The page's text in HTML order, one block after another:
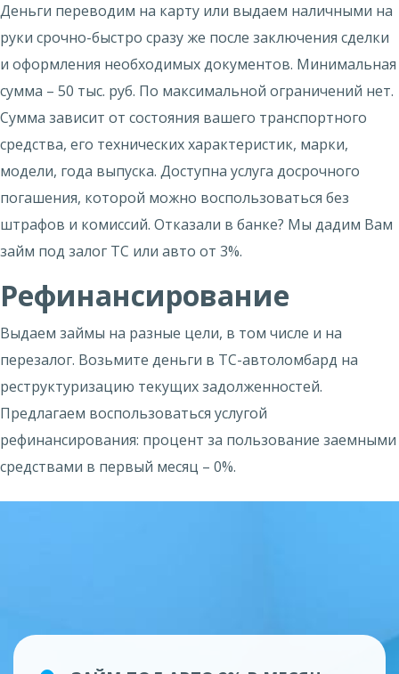
Деньги переводим на карту или выдаем наличными на
руки срочно-быстро сразу же после заключения сделки
и оформления необходимых документов. Минимальная
сумма – 50 тыс. руб. По максимальной ограничений нет.
Сумма зависит от состояния вашего транспортного
средства, его технических характеристик, марки,
модели, года выпуска. Доступна услуга досрочного
погашения, которой можно воспользоваться без
штрафов и комиссий. Отказали в банке? Мы дадим Вам
займ под залог ТС или авто от 3%.
Рефинансирование
Выдаем займы на разные цели, в том числе и на
перезалог. Возьмите деньги в ТС-автоломбард на
реструктуризацию текущих задолженностей.
Предлагаем воспользоваться услугой
рефинансирования: процент за пользование заемными
средствами в первый месяц – 0%.